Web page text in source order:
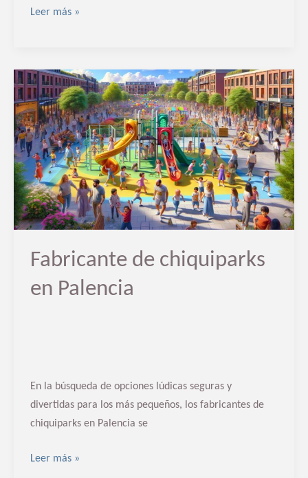
Leer más »
Fabricante de chiquiparks
en Palencia
En la búsqueda de opciones lúdicas seguras y
divertidas para los más pequeños, los fabricantes de
chiquiparks en Palencia se
Fabricante
de
chiquiparks
en
Palencia
Leer más »